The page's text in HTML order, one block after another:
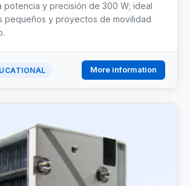
potencia y precisión de 300 W; ideal
pequeños y proyectos de movilidad
More information